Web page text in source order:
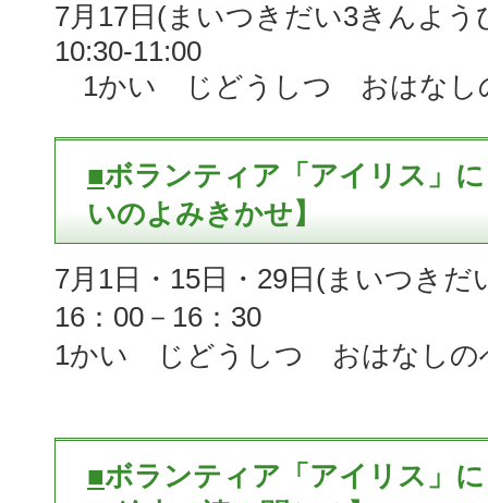
7月17日(まいつきだい3きんよう
10:30-11:00
1かい じどうしつ おはなし
■ボランティア「アイリス」
いのよみきかせ】
7月1日・15日・29日(まいつきだ
16：00－16：30
1かい じどうしつ おはなしの
■ボランティア「アイリス」